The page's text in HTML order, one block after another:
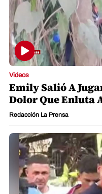
Videos
Emily Salió A
Dolor Que Enluta
Redacción La Prensa